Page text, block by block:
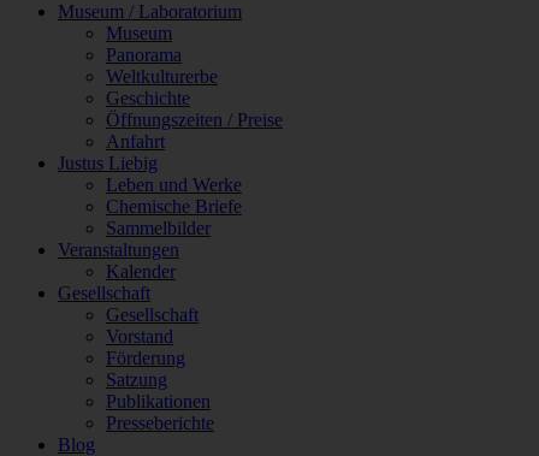
Museum / Laboratorium
Museum
Panorama
Weltkulturerbe
Geschichte
Öffnungszeiten / Preise
Anfahrt
Justus Liebig
Leben und Werke
Chemische Briefe
Sammelbilder
Veranstaltungen
Kalender
Gesellschaft
Gesellschaft
Vorstand
Förderung
Satzung
Publikationen
Presseberichte
Blog